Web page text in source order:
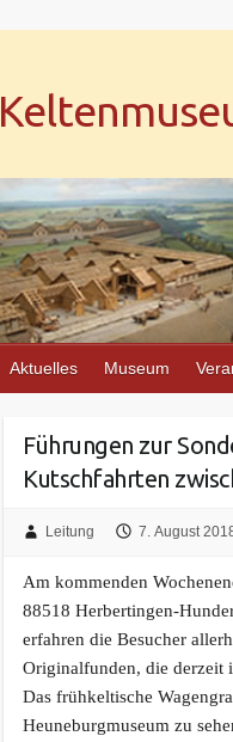
Aktuelles Museum
Führungen zur
Kutschfahrten
Leitung 7. August
Am kommenden
88518 Herbertingen-
erfahren die Besucher
Originalfunden, die derzeit
Das frühkeltische
Heuneburgmuseum zu